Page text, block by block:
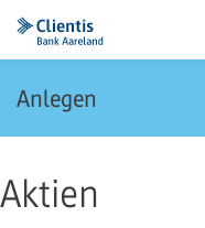
Anlegen
Aktien